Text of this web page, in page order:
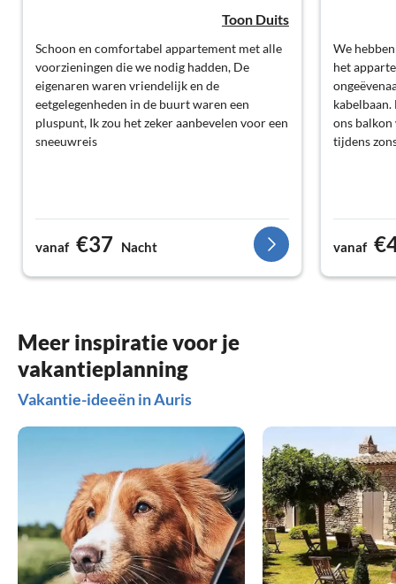
Toon Duits
Schoon en comfortabel appartement met alle
voorzieningen die we nodig hadden, De
eigenaren waren vriendelijk en de
eetgelegenheden in de buurt waren een
pluspunt, Ik zou het zeker aanbevelen voor een
sneeuwreis
vanaf €37 Nacht
We
het
ons balkon
tijdens
vanaf
Meer inspiratie voor je
vakantieplanning
Vakantie-ideeën in Auris